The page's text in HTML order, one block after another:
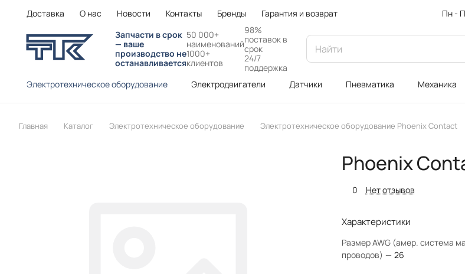
Доставка О нас Новости Контакты Бренды Гарантия и возврат Пн -
Запчасти в срок
— ваше
производство не
останавливается
50 000+
наименований
1000+
клиентов
98%
поставок в
срок
24/7
поддержка
Электротехническое оборудование Электродвигатели Датчики Пневматика Механика
Главная Каталог Электротехническое оборудование Электротехническое оборудование Phoenix Contact
Phoenix
0 Нет отзывов
Характеристики
Размер AWG (амер. система
проводов) — 26